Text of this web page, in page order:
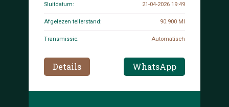
Sluitdatum: 21-04-2026 19:49
Afgelezen tellerstand: 90.900 MI
Transmissie: Automatisch
Details WhatsApp